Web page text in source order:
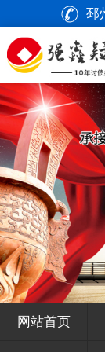
邳
网站首页